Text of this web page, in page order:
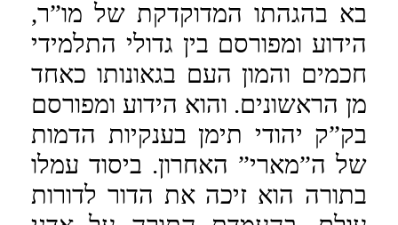
בא בהגהתו המדוקדקת של מו”ר,
הידוע ומפורסם בין גדולי התלמידי
חכמים והמון העם בגאונותו כאחד
מן הראשונים. והוא הידוע ומפורסם
בק”ק יהודי תימן בענקיות הדמות
של ה”מארי” האחרון. ביסוד עמלו
בתורה הוא זיכה את הדור לדורות